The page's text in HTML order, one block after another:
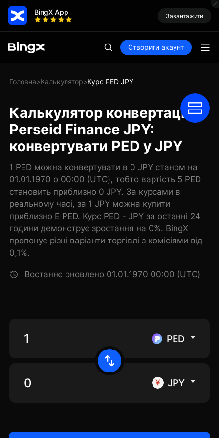
BingX App Завантажити
Створити акаунт
Головна>Калькулятор>Курс PED JPY
Калькулятор конвертації
Perseid Finance JPY:
конвертувати PED у JPY
1 PED можна конвертувати в 0 JPY станом на
01.01.1970 о 00:00 (UTC), тобто вартість 5 PED
становить приблизно 0 JPY. За курсами в
реальному часі, за 1 JPY можна купити
приблизно E PED. Курс PED - JPY за останні 24
години демонструє зростання на 0%. BingX
пропонує різні варіанти торгівлі з комісіями від
0,1%.
Востаннє оновлено 01.01.1970 00:00 (UTC)
PED
JPY